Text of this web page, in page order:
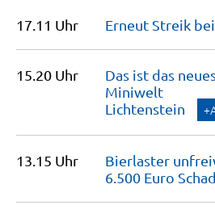
17.11 Uhr Erneut Streik
15.20 Uhr
Das ist das
Miniwelt
Lichtenstein
13.15 Uhr
Bierlaster
6.500 Euro